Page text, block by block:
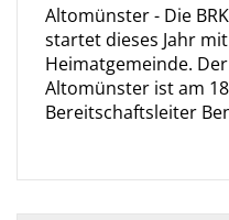
Altomünster - Die
startet dieses Jahr
Heimatgemeinde.
Altomünster ist am
Bereitschaftsleiter